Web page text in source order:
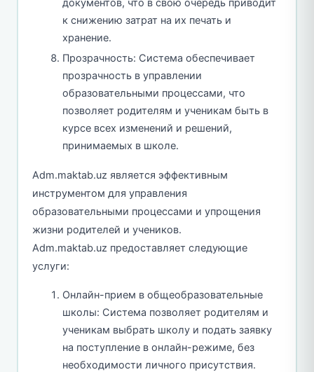
документов, что в свою очередь приводит
к снижению затрат на их печать и
хранение.
Прозрачность: Система обеспечивает
прозрачность в управлении
образовательными процессами, что
позволяет родителям и ученикам быть в
курсе всех изменений и решений,
принимаемых в школе.
Adm.maktab.uz является эффективным
инструментом для управления
образовательными процессами и упрощения
жизни родителей и учеников.
Adm.maktab.uz предоставляет следующие
услуги:
Онлайн-прием в общеобразовательные
школы: Система позволяет родителям и
ученикам выбрать школу и подать заявку
на поступление в онлайн-режиме, без
необходимости личного присутствия.